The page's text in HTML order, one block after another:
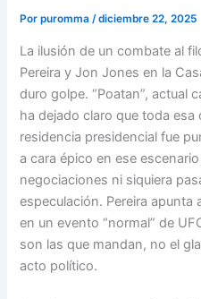
Porpuromma/diciembre 22, 2025
La ilusión de un combate al
Pereira y Jon Jones en la
duro golpe. “Poatan”, actual
ha dejado claro que toda esa
residencia presidencial fue
a cara épico en ese
negociaciones ni siquiera
especulación. Pereira apunta
en un evento “normal” de
son las que mandan, no el
acto político.